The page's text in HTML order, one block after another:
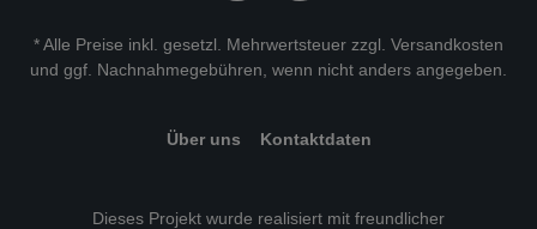
* Alle Preise inkl. gesetzl. Mehrwertsteuer zzgl. Versandkosten
und ggf. Nachnahmegebühren, wenn nicht anders angegeben.
Über uns Kontaktdaten
Dieses Projekt wurde realisiert mit freundlicher